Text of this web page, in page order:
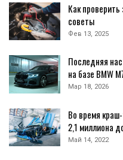
Как
советы
Фев 13, 2025
Последняя
на базе BMW
Мар 18, 2026
Во время
2,1 миллиона
Май 14, 2022